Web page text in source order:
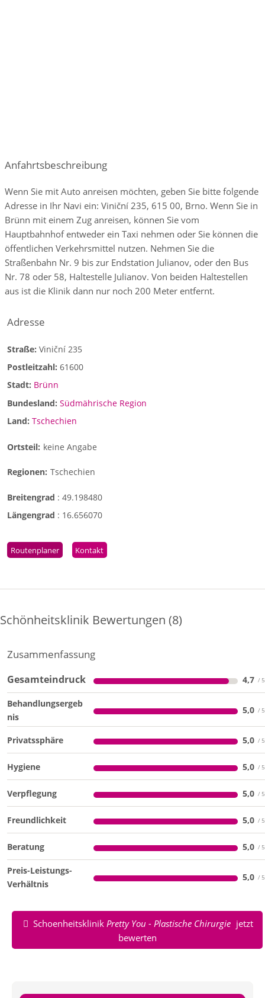
Anfahrtsbeschreibung
Wenn Sie mit Auto anreisen möchten, geben Sie bitte folgende
Adresse in Ihr Navi ein: Viniční 235, 615 00, Brno. Wenn Sie in
Brünn mit einem Zug anreisen, können Sie vom
Hauptbahnhof entweder ein Taxi nehmen oder Sie können die
öffentlichen Verkehrsmittel nutzen. Nehmen Sie die
Straßenbahn Nr. 9 bis zur Endstation Julianov, oder den Bus
Nr. 78 oder 58, Haltestelle Julianov. Von beiden Haltestellen
aus ist die Klinik dann nur noch 200 Meter entfernt.
Adresse
Straße: Viniční 235
Postleitzahl: 61600
Stadt: Brünn
Bundesland: Südmährische Region
Land: Tschechien
Ortsteil: keine Angabe
Regionen: Tschechien
Breitengrad : 49.198480
Längengrad : 16.656070
Routenplaner Kontakt
Schönheitsklinik Bewertungen 8
Zusammenfassung
Gesamteindruck 4,7
Behandlungsergeb
nis
5,0
Privatssphäre 5,0
Hygiene 5,0
Verpflegung 5,0
Freundlichkeit 5,0
Beratung 5,0
Preis-Leistungs-
Verhältnis
5,0
Schoenheitsklinik Pretty You - Plastische Chirurgie jetzt
bewerten